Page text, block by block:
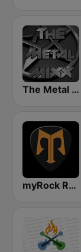
The Metal MIXX
myRock Radio